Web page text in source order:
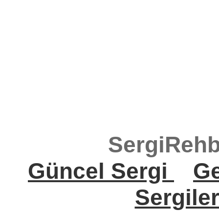
Güncel Sergi